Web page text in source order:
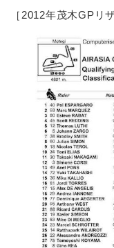
［2012年茂木GPリ